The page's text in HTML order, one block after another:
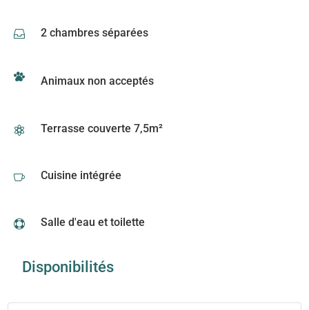
 2 chambres séparées
Animaux non acceptés
 Terrasse couverte 7,5m²
 Cuisine intégrée
 Salle d'eau et toilette
Disponibilités